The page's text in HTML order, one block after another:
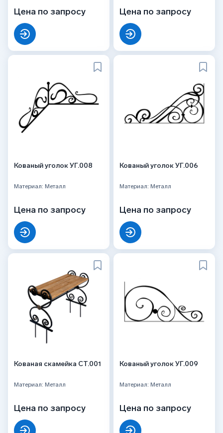
Цена по запросу Цена по запросу
Кованый уголок УГ.008
Материал: Металл
Цена по запросу
Кованый уголок УГ.006
Материал: Металл
Цена по запросу
Кованая скамейка СТ.001
Материал: Металл
Цена по запросу
Кованый уголок УГ.009
Материал: Металл
Цена по запросу